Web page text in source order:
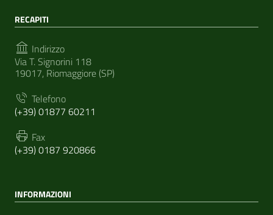
RECAPITI
Indirizzo
Via T. Signorini 118
19017, Riomaggiore (SP)
Telefono
(+39) 01877 60211
Fax
(+39) 0187 920866
INFORMAZIONI